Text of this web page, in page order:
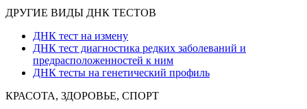
ДРУГИЕ ВИДЫ ДНК ТЕСТОВ
ДНК тест на измену
ДНК тест диагностика редких заболеваний и
предрасположенностей к ним
ДНК тесты на генетический профиль
КРАСОТА, ЗДОРОВЬЕ, СПОРТ